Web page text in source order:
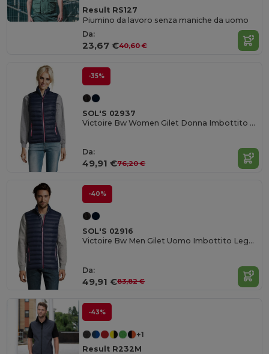
Result RS127
Piumino da lavoro senza maniche da uomo
Da:
23,67 €40,60 €
-35%
SOL'S 02937
Victoire Bw Women Gilet Donna Imbottito Leggero
Da:
49,91 €76,20 €
-40%
SOL'S 02916
Victoire Bw Men Gilet Uomo Imbottito Leggero
Da:
49,91 €83,82 €
-43%
+1
Result R232M